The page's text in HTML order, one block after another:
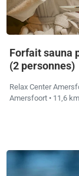
Forfait sauna
(2 personnes)
Relax Center
Amersfoort • 11,6 km